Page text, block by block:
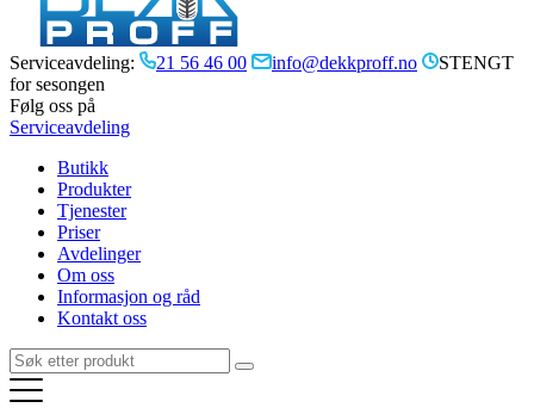
Serviceavdeling: 21 56 46 00 info@dekkproff.no
STENGT
for sesongen
Følg oss på
Serviceavdeling
Butikk
Produkter
Tjenester
Priser
Avdelinger
Om oss
Informasjon og råd
Kontakt oss